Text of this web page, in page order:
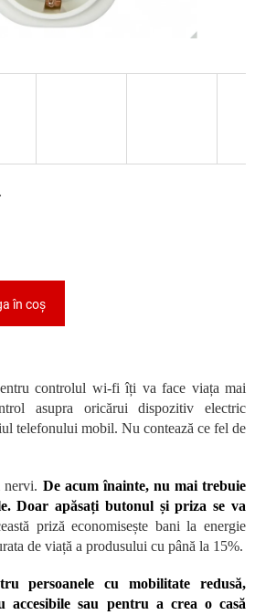
în coş
controlul wi-fi îți va face viața mai
asupra oricărui dispozitiv electric
telefonului mobil. Nu contează ce fel de
nervi. De acum înainte, nu mai trebuie
Doar apăsați butonul și priza se va
priză economisește bani la energie
de viață a produsului cu până la 15%.
persoanele cu mobilitate redusă,
accesibile sau pentru a crea o casă